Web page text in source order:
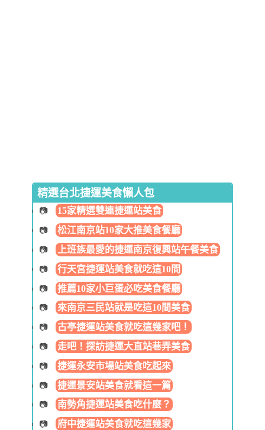
精選台北捷運美食懶人包
15家精選雙連捷運站美食
松江南京站10家大推美食餐廳
上班族最愛的捷運南京復興站午餐美食
行天宮捷運站美食就吃這10間
推薦10家小巨蛋必吃美食餐廳
來南京三民站就是吃這10間美食
古亭捷運站美食就吃這幾家吧！
走吧！探訪捷運大直站巷弄美食
捷運永安市場站美食吃起來
捷運景安站美食就看這一篇
南勢角捷運站美食吃什麼？
府中捷運站美食就吃這幾家